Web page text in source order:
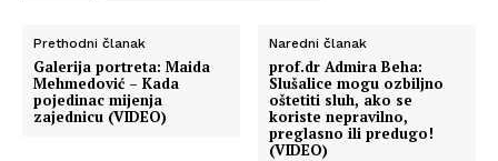
Prethodni članak
Galerija portreta: Maida
Mehmedović – Kada
pojedinac mijenja
zajednicu (VIDEO)
Naredni članak
prof.dr Admira Beha:
Slušalice mogu ozbiljno
oštetiti sluh, ako se
koriste nepravilno,
preglasno ili predugo!
(VIDEO)